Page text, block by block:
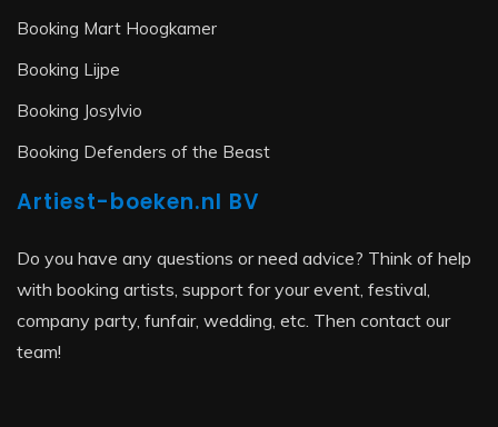
Booking Mart Hoogkamer
Booking Lijpe
Booking Josylvio
Booking Defenders of the Beast
Artiest-boeken.nl BV
Do you have any questions or need advice? Think of help
with booking artists, support for your event, festival,
company party, funfair, wedding, etc. Then contact our
team!